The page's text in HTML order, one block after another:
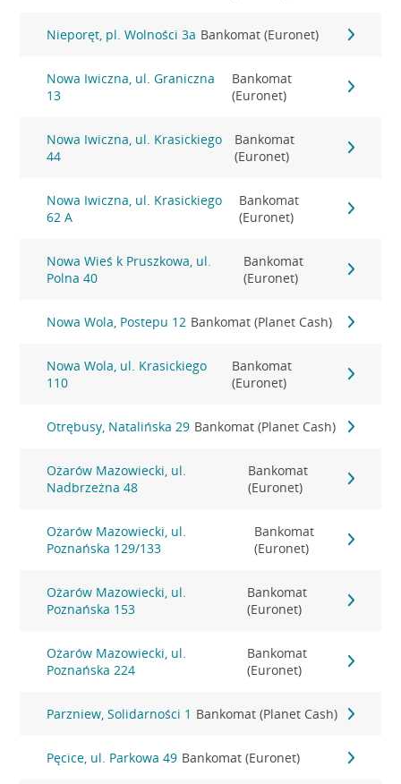
Nieporęt, pl. Wolności 3a Bankomat (Euronet)
Nowa Iwiczna, ul. Graniczna
13
Bankomat
(Euronet)
Nowa Iwiczna, ul. Krasickiego
44
Bankomat
(Euronet)
Nowa Iwiczna, ul. Krasickiego
62 A
Bankomat
(Euronet)
Nowa Wieś k Pruszkowa, ul.
Polna 40
Bankomat
(Euronet)
Nowa Wola, Postepu 12 Bankomat (Planet Cash)
Nowa Wola, ul. Krasickiego
110
Bankomat
(Euronet)
Otrębusy, Natalińska 29 Bankomat (Planet Cash)
Ożarów Mazowiecki, ul.
Nadbrzeżna 48
Bankomat
(Euronet)
Ożarów Mazowiecki, ul.
Poznańska 129/133
Bankomat
(Euronet)
Ożarów Mazowiecki, ul.
Poznańska 153
Bankomat
(Euronet)
Ożarów Mazowiecki, ul.
Poznańska 224
Bankomat
(Euronet)
Parzniew, Solidarności 1 Bankomat (Planet Cash)
Pęcice, ul. Parkowa 49 Bankomat (Euronet)